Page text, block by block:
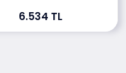
6.534 TL